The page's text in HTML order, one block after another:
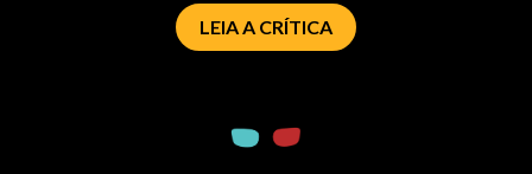
LEIA A CRÍTICA